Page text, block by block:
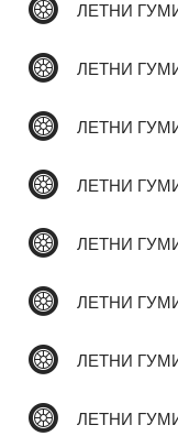
ЛЕТНИ
ЛЕТНИ
ЛЕТНИ
ЛЕТНИ
ЛЕТНИ
ЛЕТНИ
ЛЕТНИ
ЛЕТНИ